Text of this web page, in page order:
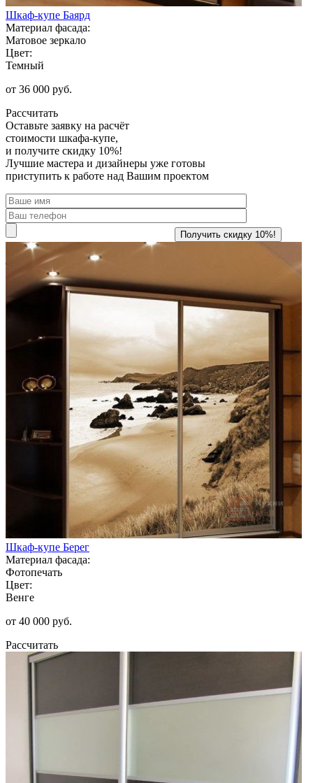
Шкаф-купе Баярд
Материал фасада:
Матовое зеркало
Цвет:
Темный
от 36 000 руб.
Рассчитать
Оставьте заявку на расчёт
стоимости шкафа-купе,
и получите скидку 10%!
Лучшие мастера и дизайнеры уже готовы
приступить к работе над Вашим проектом
Шкаф-купе Берег
Материал фасада:
Фотопечать
Цвет:
Венге
от 40 000 руб.
Рассчитать